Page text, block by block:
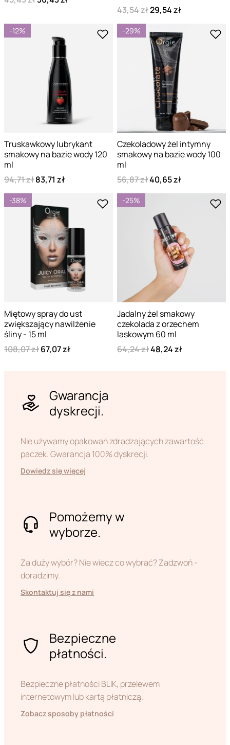
43,54 zł29,54 zł
-12%
Truskawkowy lubrykant
smakowy na bazie wody 120
ml
94,71 zł83,71 zł
-29%
Czekoladowy żel intymny
smakowy na bazie wody 100
ml
56,87 zł40,65 zł
-38%
Miętowy spray do ust
zwiększający nawilżenie
śliny - 15 ml
108,07 zł67,07 zł
-25%
Jadalny żel smakowy
czekolada z orzechem
laskowym 60 ml
64,24 zł48,24 zł
Gwarancja
dyskrecji.
Nie używamy opakowań zdradzających zawartość
paczek. Gwarancja 100% dyskrecji.
Dowiedz się więcej
Pomożemy w
wyborze.
Za duży wybór? Nie wiecz co wybrać? Zadzwoń -
doradzimy.
Skontaktuj się z nami
Bezpieczne
płatności.
Bezpieczne płatności BLIK, przelewem
internetowym lub kartą płatniczą.
Zobacz sposoby płatności